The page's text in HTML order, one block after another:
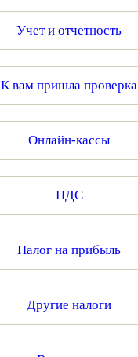
Учет и отчетность
К вам пришла проверка
Онлайн-кассы
НДС
Налог на прибыль
Другие налоги